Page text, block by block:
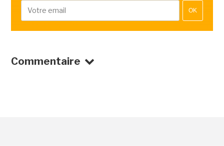
OK
Commentaire